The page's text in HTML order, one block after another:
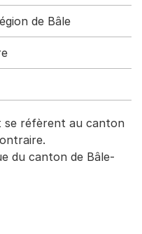
de Bâle
se réfèrent au canton
du canton de Bâle-